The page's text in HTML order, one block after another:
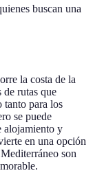
buscan una
la costa de la
rutas que
tanto para los
se puede
alojamiento y
en una opción
son